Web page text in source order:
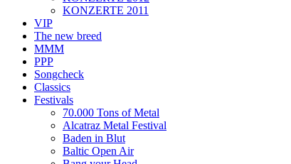
KONZERTE 2011
VIP
The new breed
MMM
PPP
Songcheck
Classics
Festivals
70.000 Tons of Metal
Alcatraz Metal Festival
Baden in Blut
Baltic Open Air